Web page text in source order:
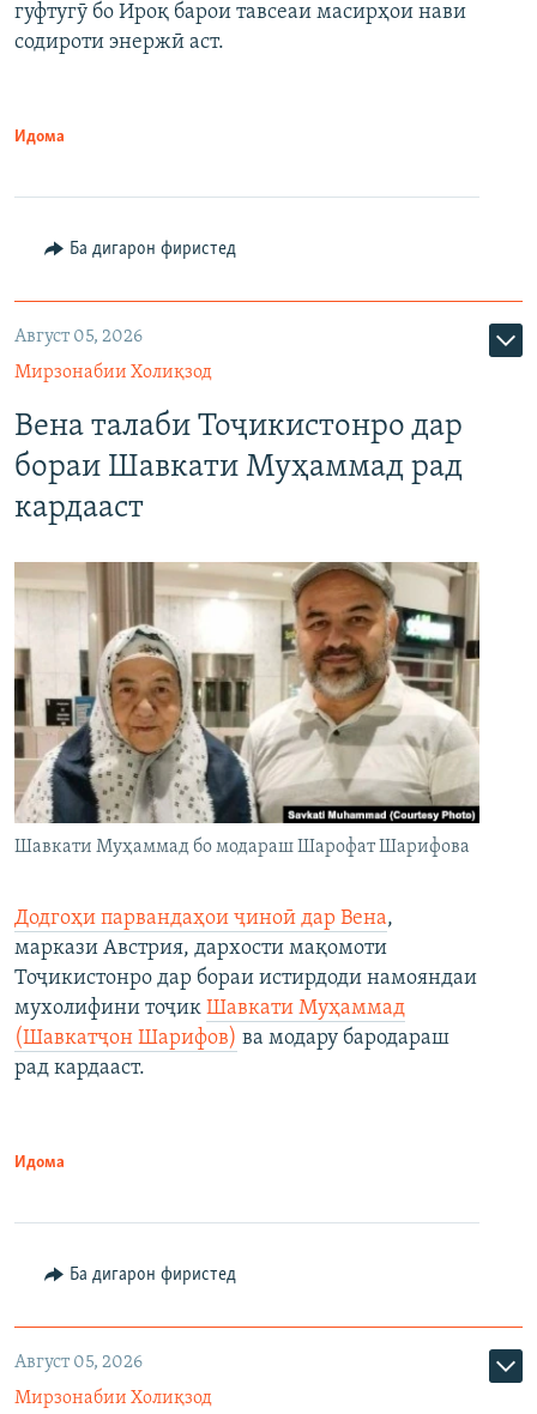
гуфтугӯ бо Ироқ барои тавсеаи масирҳои нави
содироти энержӣ аст.
Идома
Ба дигарон фиристед
Август 05, 2026
Мирзонабии Холиқзод
Вена талаби Тоҷикистонро дар
бораи Шавкати Муҳаммад рад
кардааст
Шавкати Муҳаммад бо модараш Шарофат Шарифова
Додгоҳи парвандаҳои ҷиноӣ дар Вена,
маркази Австрия, дархости мақомоти
Тоҷикистонро дар бораи истирдоди намояндаи
мухолифини тоҷик Шавкати Муҳаммад
(Шавкатҷон Шарифов) ва модару бародараш
рад кардааст.
Идома
Ба дигарон фиристед
Август 05, 2026
Мирзонабии Холиқзод